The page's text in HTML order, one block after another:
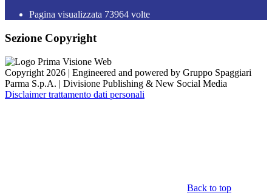
Pagina visualizzata 73964 volte
Sezione Copyright
Copyright 2026 | Engineered and powered by Gruppo Spaggiari
Parma S.p.A. | Divisione Publishing & New Social Media
Disclaimer trattamento dati personali
Back to top